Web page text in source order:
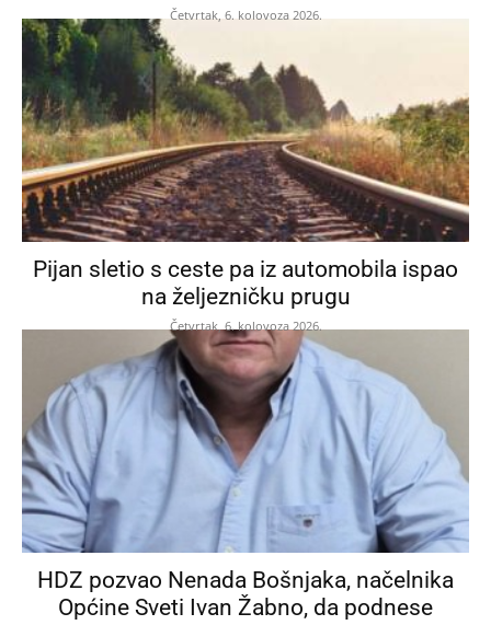
Četvrtak, 6. kolovoza 2026.
Pijan sletio s ceste pa iz automobila ispao
na željezničku prugu
Četvrtak, 6. kolovoza 2026.
HDZ pozvao Nenada Bošnjaka, načelnika
Općine Sveti Ivan Žabno, da podnese